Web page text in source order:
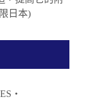
日本)
・